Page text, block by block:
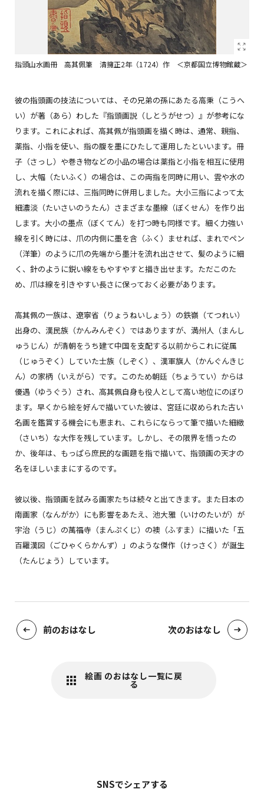
指頭山水画冊 高其佩筆 清擁正2年（1724）作 ＜京都国立博物館蔵＞
彼の指頭画の技法については、その兄弟の孫にあたる高秉（こうへ
い）が著（あら）わした『指頭画説（しとうがせつ）』が参考にな
ります。これによれば、高其佩が指頭画を描く時は、通常、親指、
薬指、小指を使い、指の腹を墨にひたして運用したといいます。冊
子（さっし）や巻き物などの小品の場合は薬指と小指を相互に使用
し、大幅（たいふく）の場合は、この両指を同時に用い、雲や水の
流れを描く際には、三指同時に併用しました。大小三指によって太
細濃淡（たいさいのうたん）さまざまな墨線（ぼくせん）を作り出
します。大小の墨点（ぼくてん）を打つ時も同様です。細く力強い
線を引く時には、爪の内側に墨を含（ふく）ませれば、まれでペン
（洋筆）のように爪の先端から墨汁を流れ出させて、髪のように細
く、針のように鋭い線をもやすやすと描き出せます。ただこのた
め、爪は線を引きやすい長さに保っておく必要があります。
高其佩の一族は、遼寧省（りょうねいしょう）の鉄嶺（てつれい）
出身の、漢民族（かんみんぞく）ではありますが、満州人（まんし
ゅうじん）が清朝をうち建て中国を支配する以前からこれに従属
（じゅうぞく）していた士族（しぞく）、漢軍旗人（かんぐんきじ
ん）の家柄（いえがら）です。このため朝廷（ちょうてい）からは
優遇（ゆうぐう）され、高其佩自身も役人として高い地位にのぼり
ます。早くから絵を好んで描いていた彼は、宮廷に収められた古い
名画を鑑賞する機会にも恵まれ、これらにならって筆で描いた細緻
（さいち）な大作を残しています。しかし、その限界を悟ったの
か、後年は、もっぱら庶民的な画題を指で描いて、指頭画の天才の
名をほしいままにするのです。
彼以後、指頭画を試みる画家たちは続々と出てきます。また日本の
南画家（なんがか）にも影響をあたえ、池大雅（いけのたいが）が
宇治（うじ）の萬福寺（まんぷくじ）の襖（ふすま）に描いた「五
百羅漢図（ごひゃくらかんず）」のような傑作（けっさく）が誕生
（たんじょう）しています。
前のおはなし
絵画 のおはなし一覧に戻
る
次のおはなし
SNSでシェアする